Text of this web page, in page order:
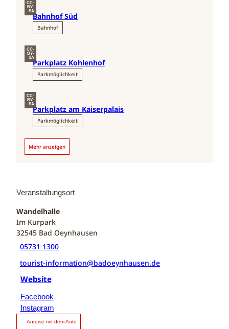
CC-
BY-
SABahnhof Süd
Bahnhof
CC-
BY-
SAParkplatz Kohlenhof
Parkmöglichkeit
CC-
BY-
SAParkplatz am Kaiserpalais
Parkmöglichkeit
Mehr anzeigen
Veranstaltungsort
Wandelhalle
Im Kurpark
32545 Bad Oeynhausen
05731 1300
tourist-information@badoeynhausen.de
Website
Facebook
Instagram
Anreise mit dem Auto